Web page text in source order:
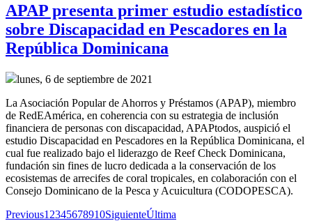
APAP presenta primer estudio estadístico
sobre Discapacidad en Pescadores en la
República Dominicana
lunes, 6 de septiembre de 2021
La Asociación Popular de Ahorros y Préstamos (APAP), miembro
de RedEAmérica, en coherencia con su estrategia de inclusión
financiera de personas con discapacidad, APAPtodos, auspició el
estudio Discapacidad en Pescadores en la República Dominicana, el
cual fue realizado bajo el liderazgo de Reef Check Dominicana,
fundación sin fines de lucro dedicada a la conservación de los
ecosistemas de arrecifes de coral tropicales, en colaboración con el
Consejo Dominicano de la Pesca y Acuicultura (CODOPESCA).
Previous1 2345678910SiguienteÚltima